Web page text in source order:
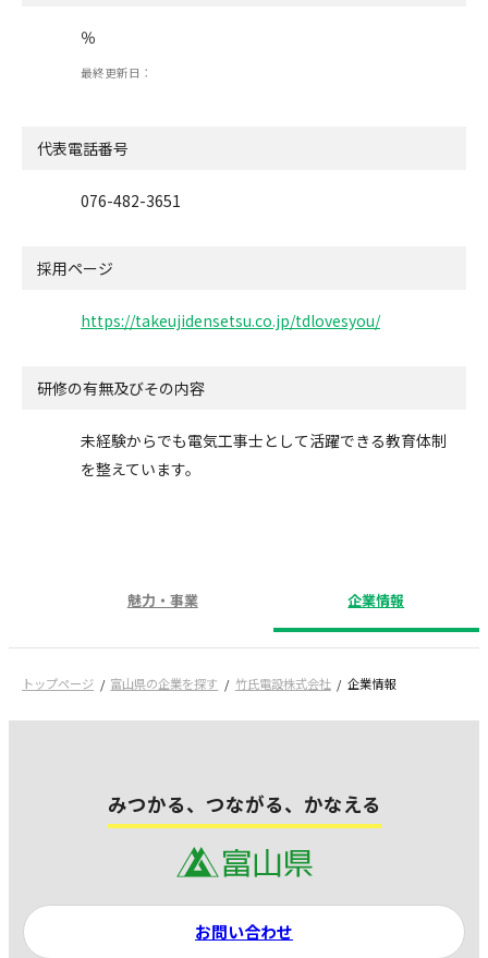
％
最終更新日：
代表電話番号
076-482-3651
採用ページ
https://takeujidensetsu.co.jp/tdlovesyou/
研修の有無及びその内容
未経験からでも電気工事士として活躍できる教育体制
を整えています。
魅力・事業 企業情報
トップページ 富山県の企業を探す 竹氏電設株式会社 企業情報
みつかる、つながる、かなえる
お問い合わせ